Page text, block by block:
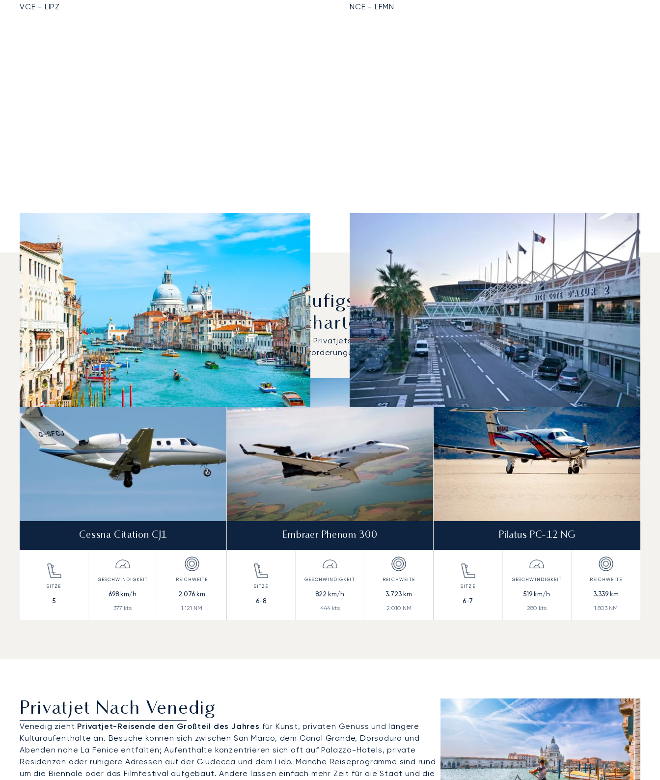
VCE - LIPZ NCE - LFMN
Welche Privatjets Werden Am Häufigsten Zwischen Venedig Und Nizza
Gechartert?
2025 waren Citation CJ1, Phenom 300 und PC-12 NG die meistgenutzten Privatjets für Flüge zwischen Nizza und Venedig. Ein erfahrener Private Aviation
Advisor hilft Ihnen, das passende Flugzeug für Ihre individuellen Reiseanforderungen zu finden.
Kontaktieren Sie eines unserer lokalen Büros.
Top 3 Flugzeugmodelle nach Anzahl der Flugbewegungen zwischen Venedig und Nizza im Jahr 2025
Foto des Flugzeugs Flugzeugmodell
Sitze
Geschwindigkeit (km/h)Geschwindigkeit (Knoten)Reichweite (km)
Reichweite (NM)
Cessna Citation CJ1
5
698 km/h
377 kts
2.076 km
1.121 NM
Embraer Phenom 300
6-8
822 km/h
444kts
3.723 km
2.010 NM
Pilatus PC-12 NG
6-7
519 km/h
280 kts
3.339km
1.803NM
Privatjet Nach Venedig
Venedig zieht Privatjet-Reisende den Großteil des Jahres für Kunst, privaten Genuss und längere
Kulturaufenthalte an. Besuche können sich zwischen San Marco, dem Canal Grande, Dorsoduro und
Abenden nahe La Fenice entfalten; Aufenthalte konzentrieren sich oft auf Palazzo-Hotels, private
Residenzen oder ruhigere Adressen auf der Giudecca und dem Lido. Manche Reiseprogramme sind rund
um die Biennale oder das Filmfestival aufgebaut. Andere lassen einfach mehr Zeit für die Stadt und die